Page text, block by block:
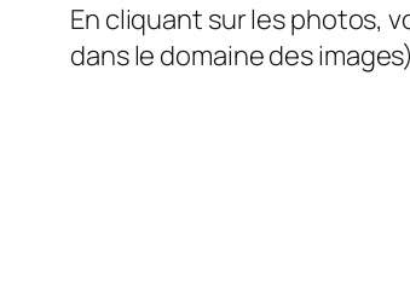
En cliquant sur les photos,
dans le domaine des